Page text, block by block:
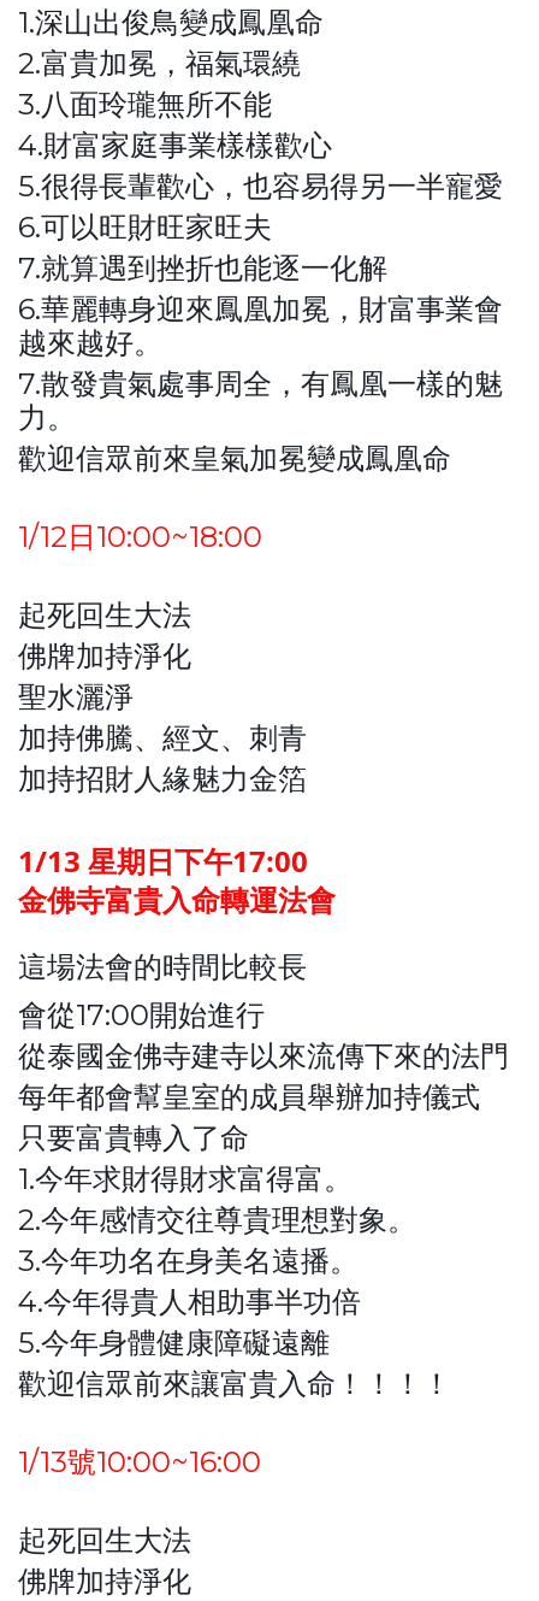
1.深山出俊鳥變成鳳凰命
2.富貴加冕，福氣環繞
3.八面玲瓏無所不能
4.財富家庭事業樣樣歡心
5.很得長輩歡心，也容易得另一半寵愛
6.可以旺財旺家旺夫
7.就算遇到挫折也能逐一化解
6.華麗轉身迎來鳳凰加冕，財富事業會
越來越好。
7.散發貴氣處事周全，有鳳凰一樣的魅
力。
歡迎信眾前來皇氣加冕變成鳳凰命
1/12日10:00~18:00
起死回生大法
佛牌加持淨化
聖水灑淨
加持佛騰、經文、刺青
加持招財人緣魅力金箔
1/13 星期日下午17:00
金佛寺富貴入命轉運法會
這場法會的時間比較長
會從17:00開始進行
從泰國金佛寺建寺以來流傳下來的法門
每年都會幫皇室的成員舉辦加持儀式
只要富貴轉入了命
1.今年求財得財求富得富。
2.今年感情交往尊貴理想對象。
3.今年功名在身美名遠播。
4.今年得貴人相助事半功倍
5.今年身體健康障礙遠離
歡迎信眾前來讓富貴入命！！！！
1/13號10:00~16:00
起死回生大法
佛牌加持淨化